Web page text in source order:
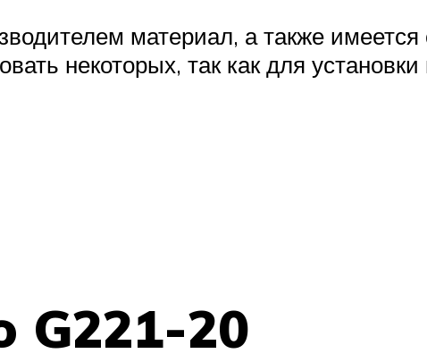
материал, а также
некоторых, так как для
G221-20